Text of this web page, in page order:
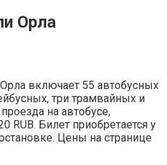
Орла
включает 55 автобусных
три трамвайных и
на автобусе,
RUB. Билет приобретается у
Цены на странице